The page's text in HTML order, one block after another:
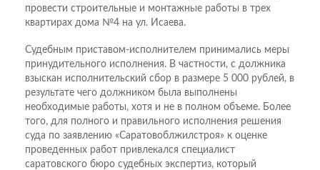
провести строительные и монтажные работы в трех
квартирах дома №4 на ул. Исаева.
Судебным приставом-исполнителем принимались меры
принудительного исполнения. В частности, с должника
взыскан исполнительский сбор в размере 5 000 рублей, в
результате чего должником была выполнены
необходимые работы, хотя и не в полном объеме. Более
того, для полного и правильного исполнения решения
суда по заявлению «Саратовоблжилстроя» к оценке
проведенных работ привлекался специалист
саратовского бюро судебных экспертиз, который